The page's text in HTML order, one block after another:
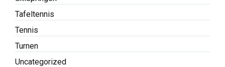
Tafeltennis
Tennis
Turnen
Uncategorized